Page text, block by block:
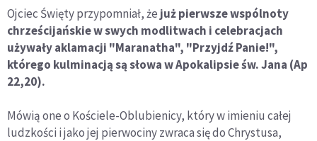
Ojciec Święty przypomniał, że już pierwsze wspólnoty
chrześcijańskie w swych modlitwach i celebracjach
używały aklamacji "Maranatha", "Przyjdź Panie!",
którego kulminacją są słowa w Apokalipsie św. Jana (Ap
22,20).
Mówią one o Kościele-Oblubienicy, który w imieniu całej
ludzkości i jako jej pierwociny zwraca się do Chrystusa,